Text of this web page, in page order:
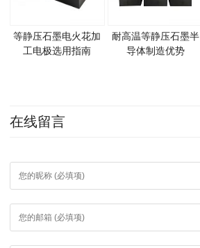
等静压石墨电火花加
工电极选用指南
耐高温等静压石墨半
导体制造优势
在线留言